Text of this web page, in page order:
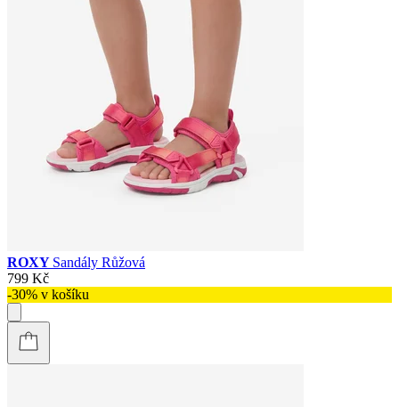
ROXY Sandály Růžová
799 Kč
-30% v košíku